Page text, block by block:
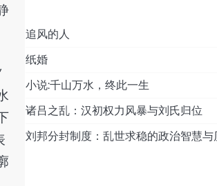
追风的人
纸婚
小说:千山万水，终此一生
诸吕之乱：汉初权力风暴与刘氏归位
刘邦分封制度：乱世求稳的政治智慧与